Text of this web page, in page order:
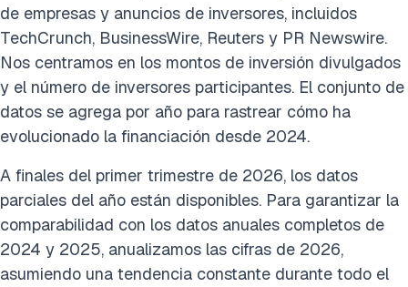
de empresas y anuncios de inversores, incluidos
TechCrunch, BusinessWire, Reuters y PR Newswire.
Nos centramos en los montos de inversión divulgados
y el número de inversores participantes. El conjunto de
datos se agrega por año para rastrear cómo ha
evolucionado la financiación desde 2024.
A finales del primer trimestre de 2026, los datos
parciales del año están disponibles. Para garantizar la
comparabilidad con los datos anuales completos de
2024 y 2025, anualizamos las cifras de 2026,
asumiendo una tendencia constante durante todo el